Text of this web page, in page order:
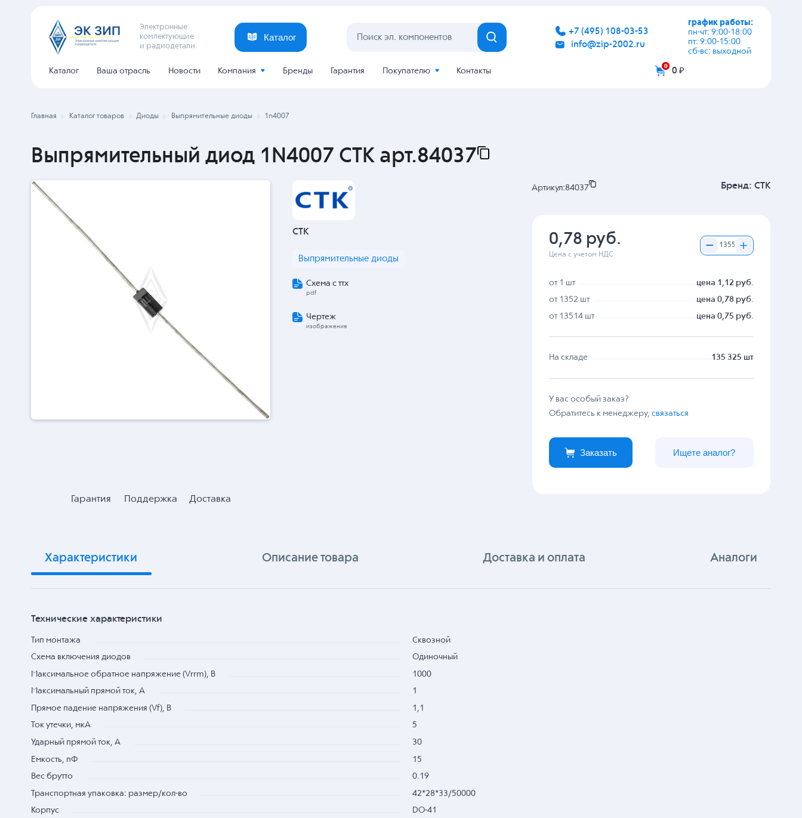
Электронные
комлектующие
и радиодетали
Каталог
+7 (495) 108-03-53
info@zip-2002.ru
график работы:
пн-чт: 9:00-18:00
пт: 9:00-15:00
сб-вс: выходной
Каталог Ваша отрасль Новости Компания Бренды Гарантия Покупателю Контакты
0 0 ₽
Главная Каталог товаров Диоды Выпрямительные диоды 1n4007
Выпрямительный диод 1N4007 CTK арт.84037
Гарантия Поддержка Доставка
CTK
Выпрямительные диоды
Схема с ттх
pdf
Чертеж
изображение
Артикул:84037 Бренд: CTK
0,78 руб.
Цена с учетом НДС
от 1 шт
цена 1,12 руб.
от 1352 шт
цена 0,78 руб.
от 13514 шт
цена 0,75 руб.
На складе 135 325 шт
У вас особый заказ?
Обратитесь к менеджеру,связаться
Заказать Ищете аналог?
Характеристики Описание товара Доставка и оплата Аналоги
Технические характеристики
Тип монтажа Сквозной
Схема включения диодов Одиночный
Максимальное обратное напряжение (Vrrm), В 1000
Максимальный прямой ток, А 1
Прямое падение напряжения (Vf), В 1,1
Ток утечки, мкА 5
Ударный прямой ток, А 30
Емкость, пФ 15
Вес брутто 0.19
Транспортная упаковка: размер/кол-во 42*28*33/50000
Корпус DO-41